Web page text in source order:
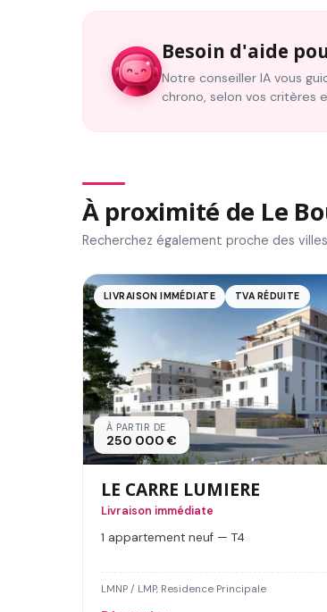
Besoin d'aide
Notre conseiller IA vous
chrono, selon vos critères
À proximité de Le
Recherchez également proche des
LIVRAISON IMMÉDIATE TVA RÉDUITE
À PARTIR DE
250 000 €
LE CARRE LUMIERE
Livraison immédiate
1 appartement neuf — T4
LMNP / LMP, Residence Principale